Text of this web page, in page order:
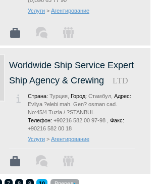
Услуги > Агентирование
Worldwide Ship Service Expert
Ship Agency & Crewing
LTD
Страна: Турция, Город: Стамбул, Адрес:
Evliya ?elebi mah. Gen? osman cad.
No:45/4 Tuzla / ?STANBUL
Телефон: +90216 582 00 97-98 , Факс:
+90216 582 00 18
Услуги > Агентирование